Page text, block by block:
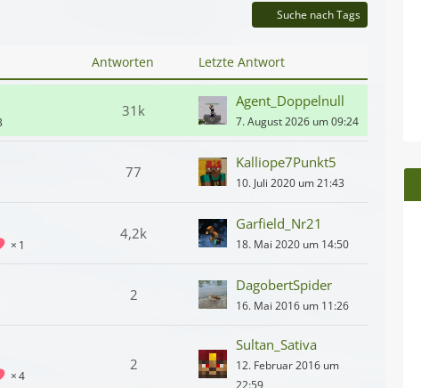
Suche nach Tags
Antworten Letzte Antwort
31k
Agent_Doppelnull
7. August 2026 um 09:24
77
Kalliope7Punkt5
10. Juli 2020 um 21:43
1
4,2k
Garfield_Nr21
18. Mai 2020 um 14:50
2
DagobertSpider
16. Mai 2016 um 11:26
4
2
Sultan_Sativa
12. Februar 2016 um
22:59